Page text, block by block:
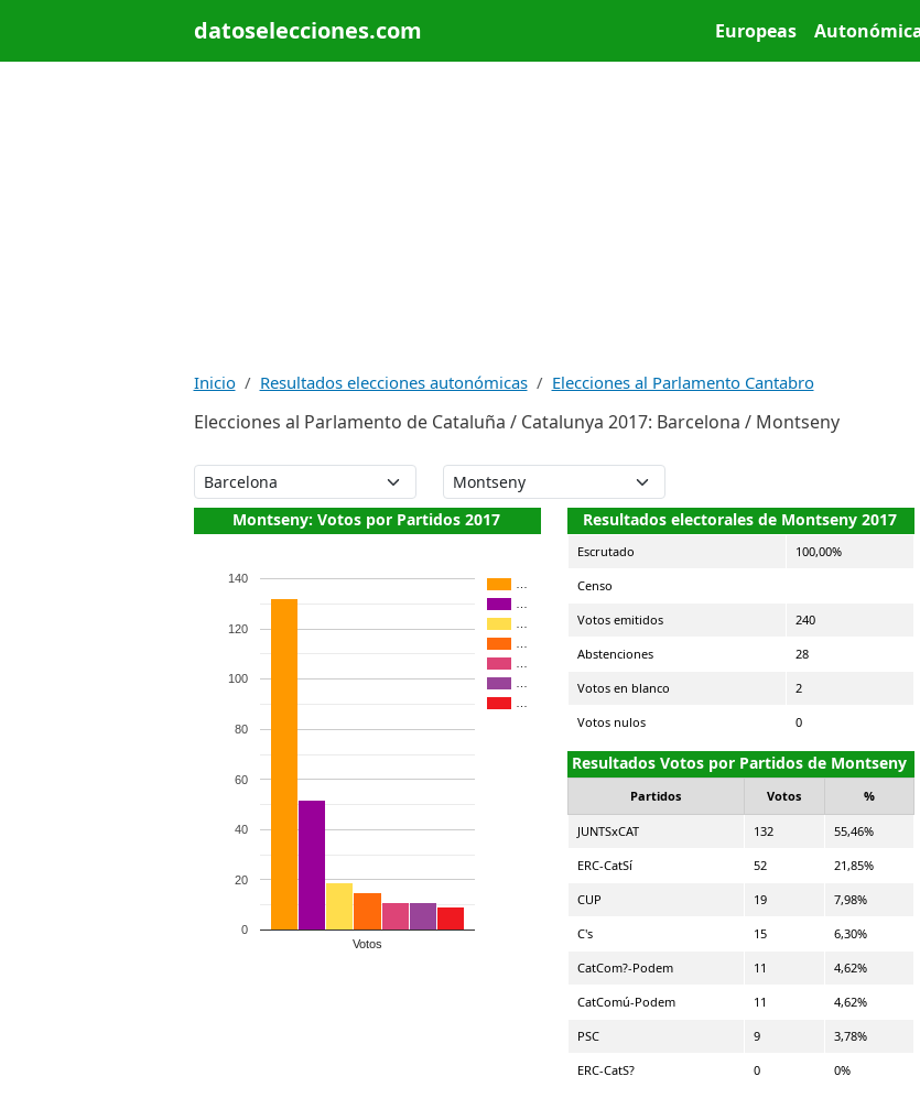
datoselecciones.com Main menu
Europeas
Inicio Resultados elecciones autonómicas Elecciones al Parlamento Cantabro
Elecciones al Parlamento de Cataluña / Catalunya 2017: Barcelona / Montseny
Montseny: Votos por Partidos 2017
Votos
0
20
40
60
80
100
120
140
Resultados electorales de Montseny 2017
Escrutado 100,00%
Censo
Votos emitidos 240
Abstenciones 28
Votos en blanco 2
Votos nulos 0
Resultados Votos por Partidos de Montseny
Partidos Votos %
JUNTSxCAT 132 55,46%
ERC-CatSí 52 21,85%
CUP 19 7,98%
C's 15 6,30%
CatCom?-Podem 11 4,62%
CatComú-Podem 11 4,62%
PSC 9 3,78%
ERC-CatS? 0 0%